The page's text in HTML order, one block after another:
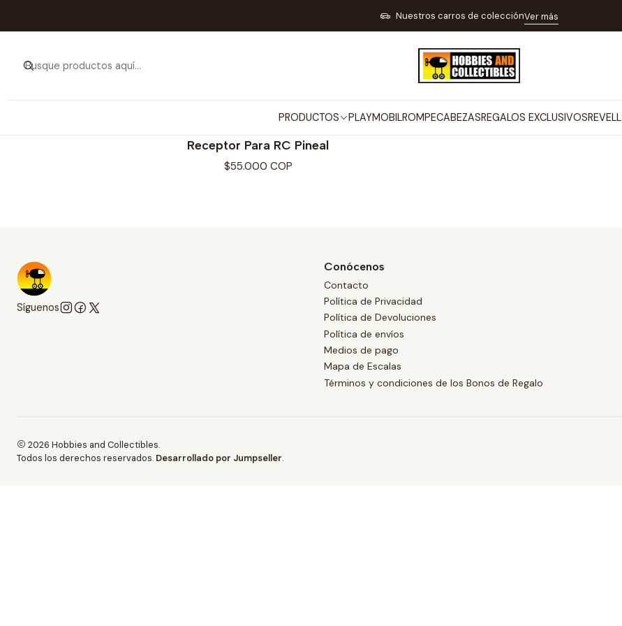
PRODUCTOS PLAYMOBILROMPECABEZASREGALOS EXCLUSIVOSREVELL
Nuestros carros de colecciónVer más
Inicio MARCAS PINEAL
PINEAL
Receptor Para RC Pineal
$55.000 COP
Síguenos
Conócenos
Contacto
Política de Privacidad
Política de Devoluciones
Política de envíos
Medios de pago
Mapa de Escalas
Términos y condiciones de los Bonos de Regalo
2026 Hobbies and Collectibles.
Todos los derechos reservados. Desarrollado por Jumpseller.